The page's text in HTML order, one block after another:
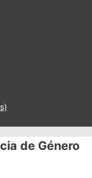
de Género